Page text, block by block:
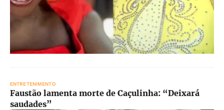
ENTRETENIMENTO
Faustão lamenta morte de Caçulinha: “Deixará
saudades”